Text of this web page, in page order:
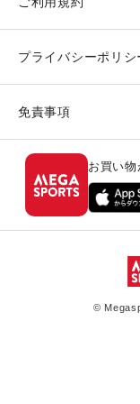
プライバシーポリシ
免責事項
お買い
©